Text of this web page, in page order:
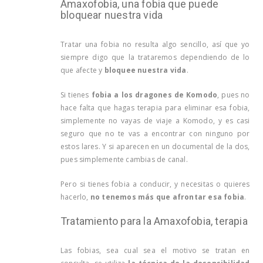
Amaxofobia, una fobia que puede
bloquear nuestra vida
Tratar una fobia no resulta algo sencillo, así que yo
siempre digo que la trataremos dependiendo de lo
que afecte y bloquee nuestra vida.
Si tienes fobia a los dragones de Komodo, pues no
hace falta que hagas terapia para eliminar esa fobia,
simplemente no vayas de viaje a Komodo, y es casi
seguro que no te vas a encontrar con ninguno por
estos lares. Y si aparecen en un documental de la dos,
pues simplemente cambias de canal.
Pero si tienes fobia a conducir, y necesitas o quieres
hacerlo, no tenemos más que afrontar esa fobia.
Tratamiento para la Amaxofobia, terapia
Las fobias, sea cual sea el motivo se tratan en